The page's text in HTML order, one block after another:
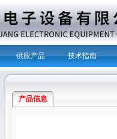
供应产品 技术指南
产品信息